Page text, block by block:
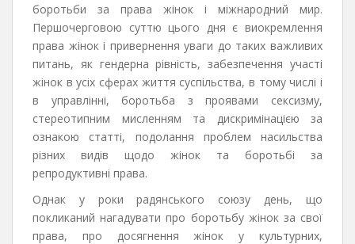
боротьби за права жінок і міжнародний мир.
Першочерговою суттю цього дня є виокремлення
права жінок і привернення уваги до таких важливих
питань, як гендерна рівність, забезпечення участі
жінок в усіх сферах життя суспільства, в тому числі і
в управлінні, боротьба з проявами сексизму,
стереотипним мисленням та дискримінацією за
ознакою статті, подолання проблем насильства
різних видів щодо жінок та боротьбі за
репродуктивні права.
Однак у роки радянського союзу день, що
покликаний нагадувати про боротьбу жінок за свої
права, про досягнення жінок у культурних,